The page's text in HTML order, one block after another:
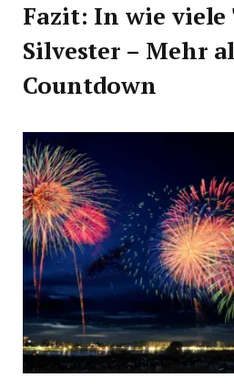
Fazit: In wie viele
Silvester – Mehr
Countdown